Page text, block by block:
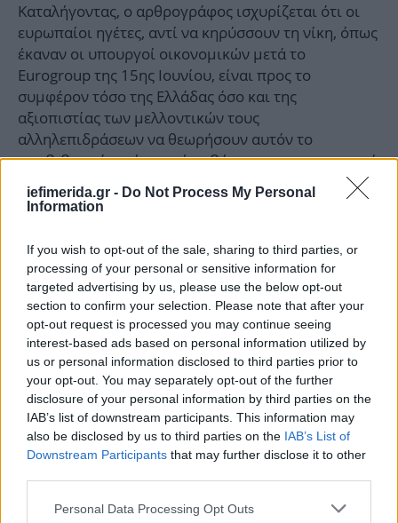
iefimerida.gr - Do Not Process My Personal
Information
If you wish to opt-out of the sale, sharing to third parties, or
processing of your personal or sensitive information for
targeted advertising by us, please use the below opt-out
section to confirm your selection. Please note that after your
opt-out request is processed you may continue seeing
interest-based ads based on personal information utilized by
us or personal information disclosed to third parties prior to
your opt-out. You may separately opt-out of the further
disclosure of your personal information by third parties on the
IAB’s list of downstream participants. This information may
also be disclosed by us to third parties on the IAB’s List of
Downstream Participants that may further disclose it to other
Please note that this website/app uses one or more Google
Personal Data Processing Opt Outs
Καταλήγοντας, ο αρθρογράφος ισχυρίζεται ότι οι
ευρωπαίοι ηγέτες, αντί να κηρύσσουν τη νίκη, όπως
έκαναν οι υπουργοί οικονομικών μετά το
Eurogroup της 15ης Ιουνίου, είναι προς το
συμφέρον τόσο της Ελλάδας όσο και της
αξιοπιστίας των μελλοντικών τους
αλληλεπιδράσεων να θεωρήσουν αυτόν το
συμβιβασμό ως ένα πρώτο βήμα προς την οριστική
διευθέτηση της ελληνικής κρίσης, η οποία έχει ήδη
αργήσει πολύ και την οποία αναμένουν εδώ και